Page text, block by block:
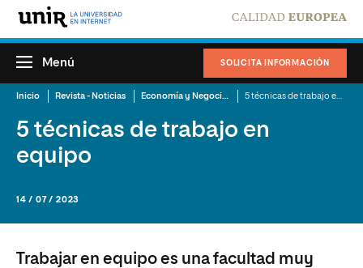
SOLICITA INFORMACIÓN
Menú
Inicio Revista - Noticias Economía y Negocios
5 técnicas de trabajo en
equipo
14 / 07 / 2023
Trabajar en equipo es una facultad muy